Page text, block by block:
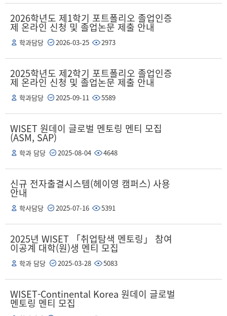
2026학년도 제1학기 포트폴리오 졸업인증
제 온라인 신청 및 졸업논문 제출 안내
학과담당 2026-03-25 2973
2025학년도 제2학기 포트폴리오 졸업인증
제 온라인 신청 및 졸업논문 제출 안내
학과담당 2025-09-11 5589
WISET 원데이 글로벌 멘토링 멘티 모집
(ASM, SAP)
학과 담당 2025-08-04 4648
신규 전자출결시스템(헤이영 캠퍼스) 사용
안내
학사담당 2025-07-16 5391
2025년 WISET 「취업탐색 멘토링」 참여
이공계 대학(원)생 멘티 모집
학과 담당 2025-03-28 5083
WISET-Continental Korea 원데이 글로벌
멘토링 멘티 모집